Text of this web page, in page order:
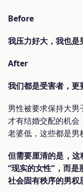
Before
我压力好大，我也是
After
我们都是受害者，更
男性被要求保持大
才有结婚交配的机会
老婆低，这些都是男
但需要厘清的是，这
“现实的女性”，而
社会固有秩序的男权